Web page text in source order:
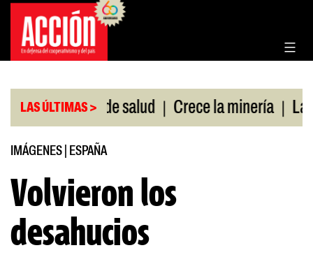
Saltar
contenido
LAS ÚLTIMAS >
de salud | Crece la minería | La Pampa.
IMÁGENES ESPAÑA
Volvieron los
desahucios